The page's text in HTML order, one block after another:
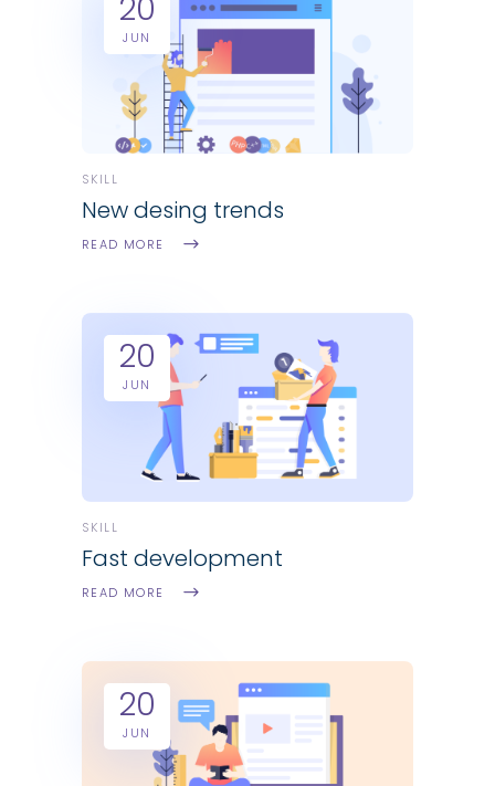
20
JUN
SKILL
New desing trends
READ MORE
20
JUN
SKILL
Fast development
READ MORE
20
JUN